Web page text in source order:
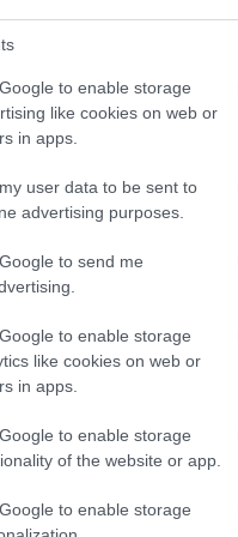
to enable storage
like cookies on web or
in apps.
user data to be sent to
advertising purposes.
to send me
to enable storage
like cookies on web or
in apps.
to enable storage
of the website or app.
to enable storage
alles hakkab täielikult
omaduste
2026, kell 18:38:44 UTC
inimesed eiravad. See
toitaineid, mis toetavad
Avastate, kuidas see
heaolurutiini muuta.
tervisele:
luuvilja
2026, kell 18:33:26 UTC
kui lihtsalt maitsev
koorega virsikusort
toitaineid. Paljud